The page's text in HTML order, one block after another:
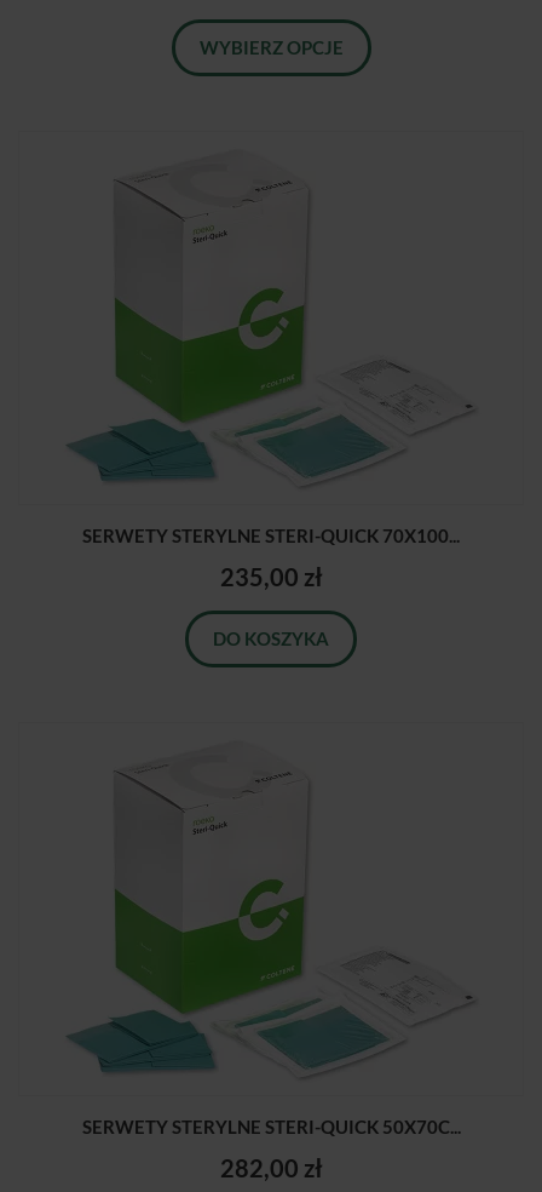
WYBIERZ OPCJE
SERWETY STERYLNE STERI-QUICK 70X100...
235,00 zł
DO KOSZYKA
SERWETY STERYLNE STERI-QUICK 50X70C...
282,00 zł